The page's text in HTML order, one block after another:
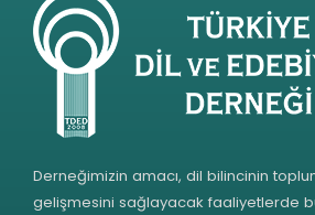
Derneğimizin amacı, dil bilincinin
gelişmesini sağlayacak faaliyetlerde